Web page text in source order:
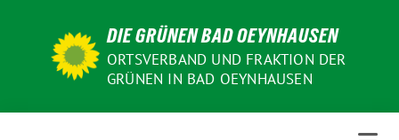
DIE GRÜNEN BAD OEYNHAUSEN
ORTSVERBAND UND FRAKTION DER
GRÜNEN IN BAD OEYNHAUSEN